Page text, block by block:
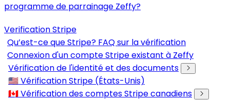
programme de parrainage Zeffy?
Verification Stripe
Qu’est-ce que Stripe? FAQ sur la vérification
Connexion d'un compte Stripe existant à Zeffy
Vérification de l'identité et des documents
🇺🇸 Vérification Stripe (États-Unis)
🇨🇦 Vérification des comptes Stripe canadiens